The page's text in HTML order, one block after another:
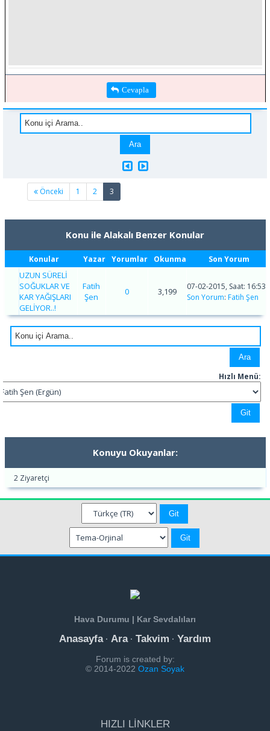
Cevapla
Önceki 1 2 3
Konu ile Alakalı Benzer Konular
Konular Yazar Yorumlar Okunma Son Yorum
UZUN SÜRELİ
SOĞUKLAR VE
KAR YAĞIŞLARI
GELİYOR..!
Fatih
Şen
0 3,199
07-02-2015, Saat: 16:53
Son Yorum: Fatih Şen
Hızlı Menü:
Konuyu Okuyanlar:
2 Ziyaretçi
Hava Durumu | Kar Sevdalıları
Anasayfa· Ara· Takvim · Yardım
Forum is created by:
© 2014-2022 Ozan Soyak
HIZLI LINKLER